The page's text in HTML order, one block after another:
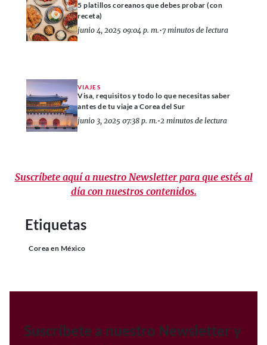
5 platillos coreanos que debes probar (con
receta)
junio 4, 2025 09:04 p. m.•7 minutos de lectura
VIAJES
Visa, requisitos y todo lo que necesitas saber
antes de tu viaje a Corea del Sur
junio 3, 2025 07:38 p. m.•2 minutos de lectura
Suscríbete aquí a nuestro Newsletter para que estés al
día con nuestros contenidos.
Etiquetas
Corea en México
Suscríbete a nuestro Newsletter y